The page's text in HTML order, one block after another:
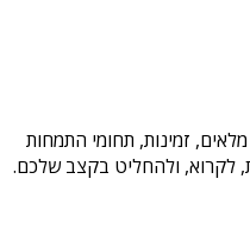
זמינות, תחומי התמחות
לקרוא, ולהחליט בקצב שלכם.